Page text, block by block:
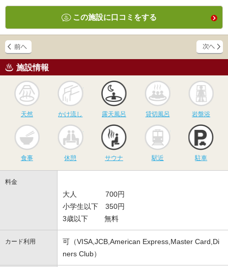
この施設に口コミをする
施設情報
天然
かけ流し
かけ流し
露天風呂
露天風呂
貸切風呂
貸切風呂 岩盤浴
食事 休憩
サウナ
サウナ 駅近 駐車
料金
大人 700円
小学生以下 350円
3歳以下 無料
カード利用
可（VISA,JCB,American Express,Master Card,Di
ners Club）